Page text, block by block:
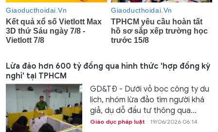
Lừa đảo hơn 600 tỷ đồng qua hình thức 'hợp đồng kỳ
nghỉ' tại TPHCM
GD&TĐ - Dưới vỏ bọc công ty du
lịch, nhóm lừa đảo tìm người khá
giả, dụ dỗ đầu tư thông qua...
Giáo dục pháp luật 19/06/2026 06:14